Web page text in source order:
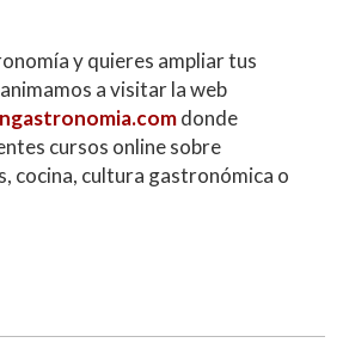
y quieres ampliar tus
a visitar la web
donde
cursos online sobre
cocina, cultura gastronómica o